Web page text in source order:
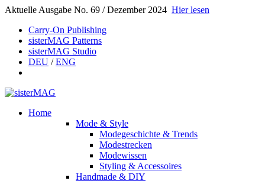
Aktuelle Ausgabe No. 69 / Dezember 2024 Hier lesen
Carry-On Publishing
sisterMAG Patterns
sisterMAG Studio
DEU /ENG
Home
Mode & Style
Modegeschichte & Trends
Modestrecken
Modewissen
Styling & Accessoires
Handmade & DIY